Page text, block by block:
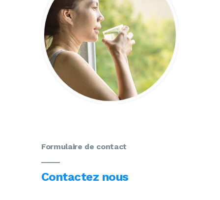
Formulaire de contact
Contactez nous